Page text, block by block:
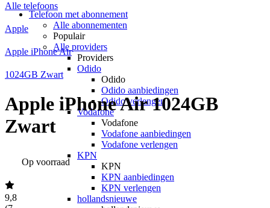
Telefoon met abonnement
Alle abonnementen
Populair
Alle providers
Providers
Odido
Odido
Odido aanbiedingen
Odido verlengen
Vodafone
Vodafone
Vodafone aanbiedingen
Vodafone verlengen
KPN
KPN
KPN aanbiedingen
KPN verlengen
hollandsnieuwe
Alle telefoons
Apple
Apple iPhone Air
1024GB Zwart
Apple iPhone Air 1024GB
Zwart
Op voorraad
9,8